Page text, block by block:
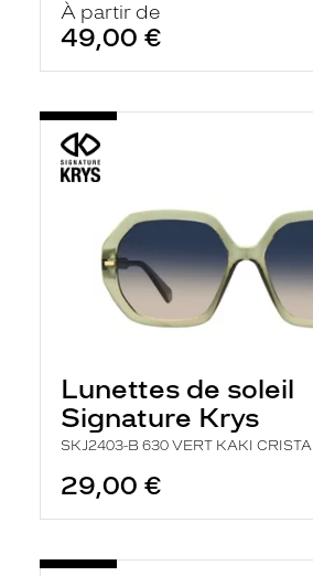
À partir de
49,00 €
Lunettes de soleil
Signature Krys
SKJ2403-B 630 VERT KAKI CRISTA
29,00 €